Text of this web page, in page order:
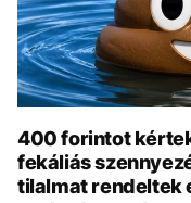
400 forintot
fekáliás
tilalmat rendeltek